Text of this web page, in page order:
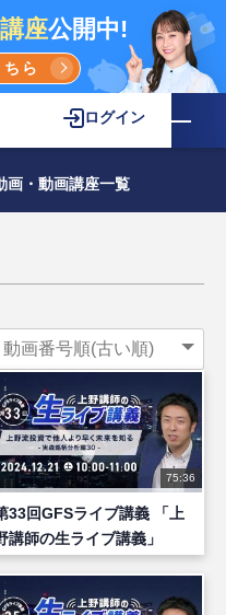
座公開中!
ら
ログイン
画・動画講座一覧
75:36
33回GFSライブ講義 「上
講師の生ライブ講義」